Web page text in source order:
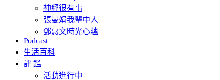
神經很有事
張曼娟我輩中人
鄧惠文時光心蘊
Podcast
生活百科
評 鑑
活動進行中